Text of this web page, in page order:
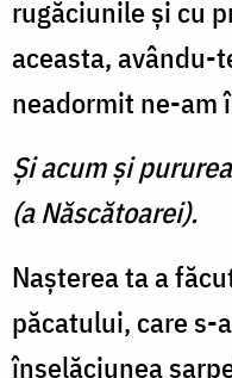
rugăciunile şi cu
aceasta, avându-
neadormit ne-am
Şi acum şi
(a Născătoarei).
Naşterea ta a
păcatului, care s-
înşelăciunea